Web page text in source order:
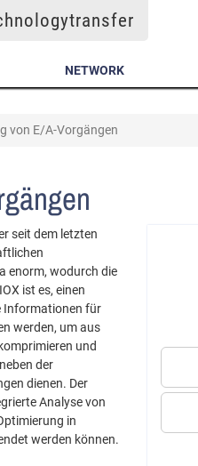
NETWORK
von E/A-Vorgängen
seit dem letzten
enorm, wodurch die
ist es, einen
Informationen für
werden, um aus
und
der
dienen. Der
Analyse von
in
werden können.